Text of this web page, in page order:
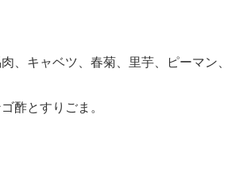
、キャベツ、春菊、里芋、ピーマン、
酢とすりごま。